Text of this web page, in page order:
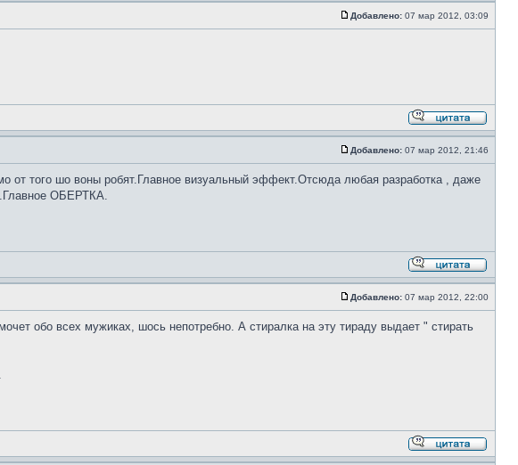
Добавлено: 07 мар 2012, 03:09
Добавлено: 07 мар 2012, 21:46
того шо воны робят.Главное визуальный эффект.Отсюда любая разработка , даже
ОБЕРТКА.
Добавлено: 07 мар 2012, 22:00
обо всех мужиках, шось непотребно. А стиралка на эту тираду выдает " стирать